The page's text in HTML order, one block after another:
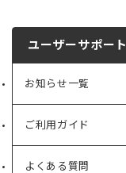
ユーザーサポート
お知らせ一覧
ご利用ガイド
よくある質問